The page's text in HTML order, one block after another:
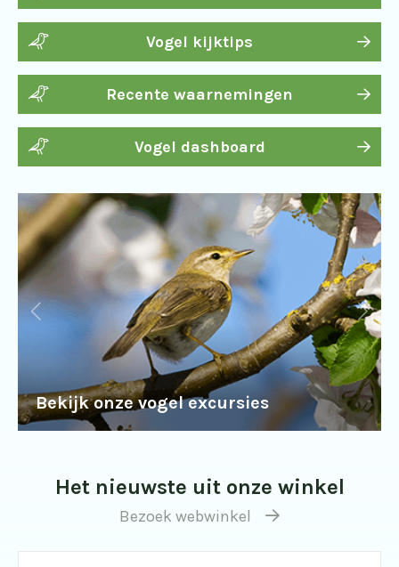
Vogel kijktips
Recente waarnemingen
Vogel dashboard
Bekijk onze vogel excursies
Het nieuwste uit onze winkel
Bezoek webwinkel